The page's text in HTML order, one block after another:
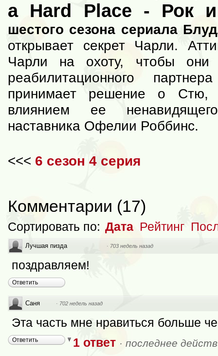
a Hard Place - Рок
шестого сезона сериала
открывает секрет Чарли.
Чарли на охоту, чтобы они
реабилитационного
принимает решение о Стю,
влиянием ее
наставника Офелии Роббинс.
<<< 6 сезон 4 серия
Комментарии (17)
Сортировать по: Дата Рейтинг
Лучшая пизда · 703 недель назад
поздравляем!
Ответить
Саня · 702 недель назад
Эта часть мне нравиться больше
Ответить 1 ответ · последнее